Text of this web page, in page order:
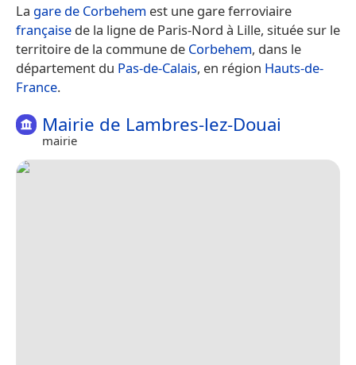
La gare de Corbehem est une gare ferroviaire
française de la ligne de Paris-Nord à Lille, située sur le
territoire de la commune de Corbehem, dans le
département du Pas-de-Calais, en région Hauts-de-
France.
Mairie de Lambres-lez-Douai
mairie